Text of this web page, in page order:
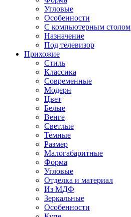
Угловые
Особенности
С компьютерным столом
Назначение
Под телевизор
Прихожие
Стиль
Классика
Современные
Модерн
Цвет
Белые
Венге
Светлые
Темные
Размер
Малогабаритные
Форма
Угловые
Отделка и материал
Из МДФ
Зеркальные
Особенности